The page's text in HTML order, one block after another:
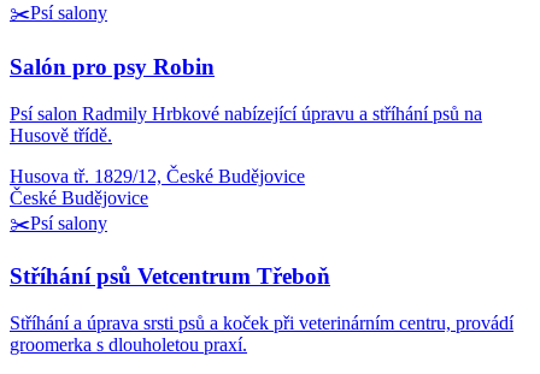
✂️Psí salony
Salón pro psy Robin
Psí salon Radmily Hrbkové nabízející úpravu a stříhání psů na
Husově třídě.
Husova tř. 1829/12, České Budějovice
České Budějovice
✂️Psí salony
Stříhání psů Vetcentrum Třeboň
Stříhání a úprava srsti psů a koček při veterinárním centru, provádí
groomerka s dlouholetou praxí.